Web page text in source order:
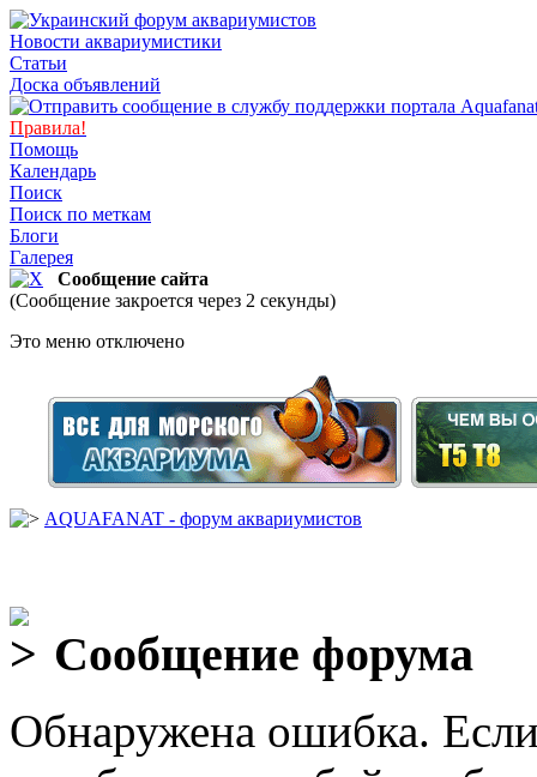
Новости аквариумистики
Статьи
Доска объявлений
Правила!
Помощь
Календарь
Поиск
Поиск по меткам
Блоги
Галерея
Сообщение сайта
(Сообщение закроется через 2 секунды)
Это меню отключено
AQUAFANAT - форум аквариумистов
Сообщение форума
Обнаружена ошибка.